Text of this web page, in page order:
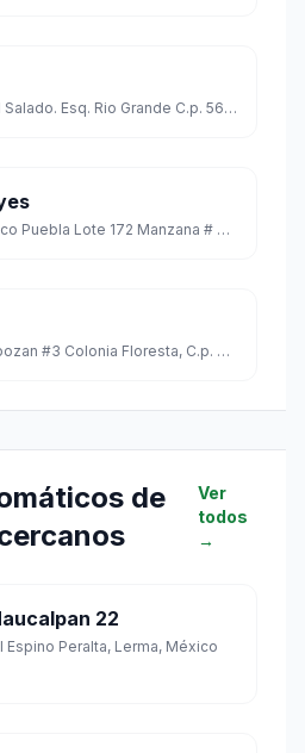
Av. Rio Bravo S/n Col. El Salado. Esq. Rio Grande C.p. 56524
Carretera Federal México Puebla Lote 172 Manzana # 7, C.p. 56400 Col. Los Reyes Acaquilpan Centro
Avenida Paseo Del Tepozan #3 Colonia Floresta, C.p. 56420
de
Ver
todos
→
22
Espino Peralta, Lerma, México